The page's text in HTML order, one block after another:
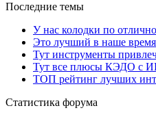
Последние темы
У нас колодки по
Это лучший в наше
Тут инструменты
Тут все плюсы КЭДО с
ТОП рейтинг лучших
Статистика форума